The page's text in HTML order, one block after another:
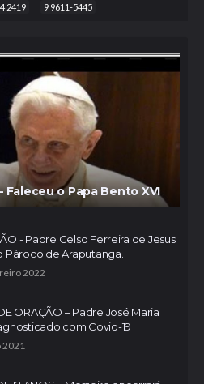
2419 9 9611-5445
Faleceu o Papa Bento XVI
- Padre Celso Ferreira de Jesus
Pároco de Araputanga.
2022
ORAÇÃO – Padre José Maria
com Covid-19
2021